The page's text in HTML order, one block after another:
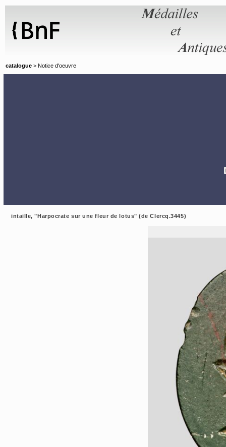
catalogue > Notice d'oeuvre
intaille, "Harpocrate sur une fleur de lotus" (de Clercq.3445)